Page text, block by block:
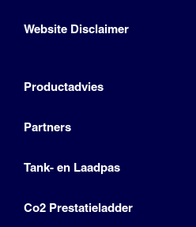
Website Disclaimer
Productadvies
Partners
Tank- en Laadpas
Co2 Prestatieladder